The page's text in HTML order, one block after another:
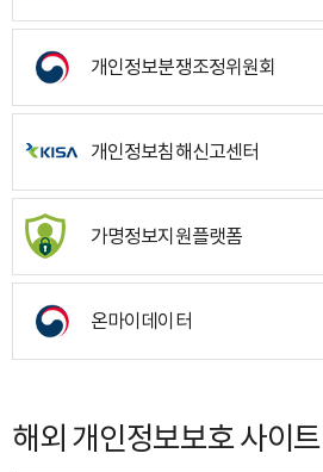
개인정보분쟁조정위원회
개인정보침해신고센터
가명정보지원플랫폼
온마이데이터
해외 개인정보보호 사이트